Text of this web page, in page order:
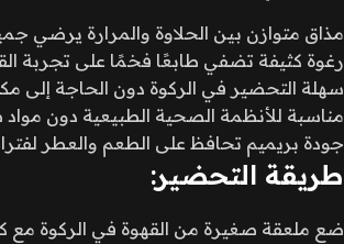
مذاق متوازن بين الحلاوة والمرارة يرضي
رغوة كثيفة تضفي طابعًا فخمًا على تجربة
سهلة التحضير في الركوة دون الحاجة إلى
مناسبة للأنظمة الصحية الطبيعية دون مواد
جودة بريميم تحافظ على الطعم والعطر
طريقة التحضير:
ضع ملعقة صغيرة من القهوة في الركوة مع